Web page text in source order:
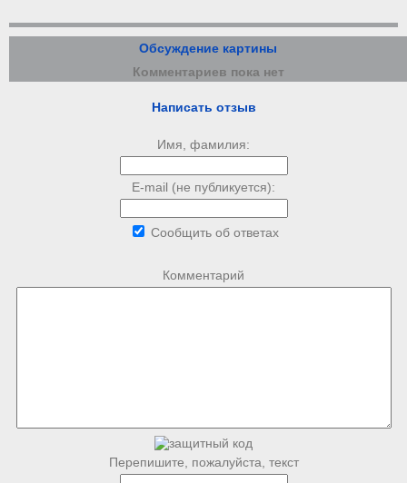
Обсуждение картины
Комментариев пока нет
Написать отзыв
Имя, фамилия:
E-mail (не публикуется):
Сообщить об ответах
Комментарий
Перепишите, пожалуйста, текст